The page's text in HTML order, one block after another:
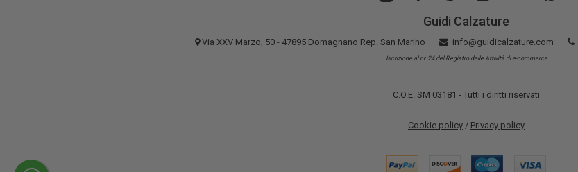
Guidi Calzature
Via XXV Marzo, 50 - 47895 Domagnano Rep. San Marino info@guidicalzature.com
Iscrizione al nr. 24 del Registro delle Attività di e-commerce
C.O.E. SM 03181 - Tutti i diritti riservati
Cookie policy / Privacy policy